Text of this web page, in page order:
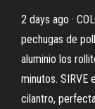
2 days ago ·
pechugas de
aluminio los
minutos. SIRVE
cilantro,